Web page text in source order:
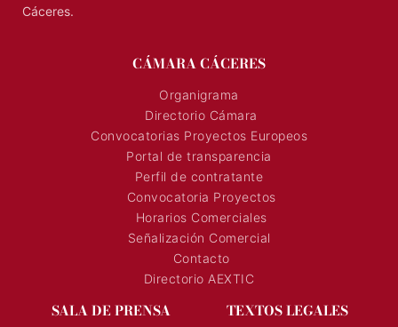
Representa, promueve y defiende los intereses generales de
CÁMARA CÁCERES
Organigrama
Directorio Cámara
Convocatorias Proyectos Europeos
Portal de transparencia
Perfil de contratante
Convocatoria Proyectos
Horarios Comerciales
Contacto